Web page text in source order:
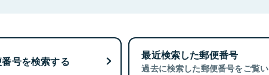
号を検索する 最近検索した郵便番号
過去に検索した郵便番号をご覧い